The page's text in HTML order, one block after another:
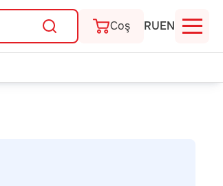
Coş RUEN